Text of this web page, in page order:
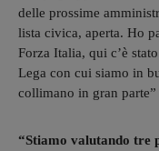
delle prossime
lista civica, aperta. Ho
Forza Italia, qui c’è
Lega con cui siamo in
collimano in gran parte”
“Stiamo valutando tre